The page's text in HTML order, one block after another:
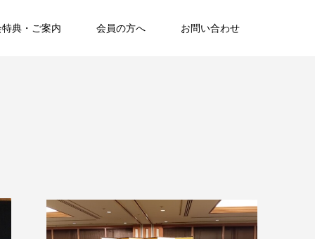
典・ご案内 会員の方へ お問い合わせ